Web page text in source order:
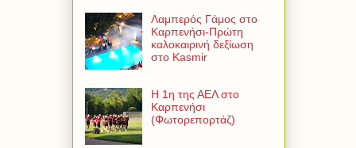
Λαμπερός Γάμος στο
Καρπενήσι-Πρώτη
καλοκαιρινή δεξίωση
στο Kasmir
Η 1η της ΑΕΛ στο
Καρπενήσι
(Φωτορεπορτάζ)